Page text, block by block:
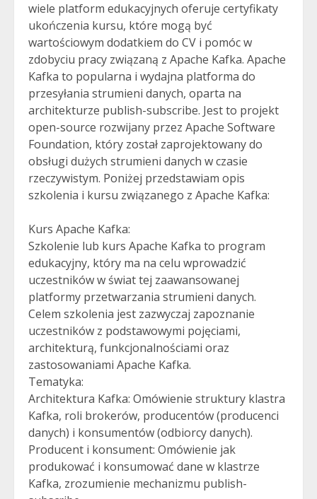
wiele platform edukacyjnych oferuje certyfikaty
ukończenia kursu, które mogą być
wartościowym dodatkiem do CV i pomóc w
zdobyciu pracy związaną z Apache Kafka. Apache
Kafka to popularna i wydajna platforma do
przesyłania strumieni danych, oparta na
architekturze publish-subscribe. Jest to projekt
open-source rozwijany przez Apache Software
Foundation, który został zaprojektowany do
obsługi dużych strumieni danych w czasie
rzeczywistym. Poniżej przedstawiam opis
szkolenia i kursu związanego z Apache Kafka:
Kurs Apache Kafka:
Szkolenie lub kurs Apache Kafka to program
edukacyjny, który ma na celu wprowadzić
uczestników w świat tej zaawansowanej
platformy przetwarzania strumieni danych.
Celem szkolenia jest zazwyczaj zapoznanie
uczestników z podstawowymi pojęciami,
architekturą, funkcjonalnościami oraz
zastosowaniami Apache Kafka.
Tematyka:
Architektura Kafka: Omówienie struktury klastra
Kafka, roli brokerów, producentów (producenci
danych) i konsumentów (odbiorcy danych).
Producent i konsument: Omówienie jak
produkować i konsumować dane w klastrze
Kafka, zrozumienie mechanizmu publish-